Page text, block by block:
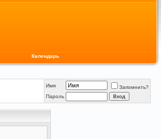
Календарь
Имя
Запомнить?
Пароль